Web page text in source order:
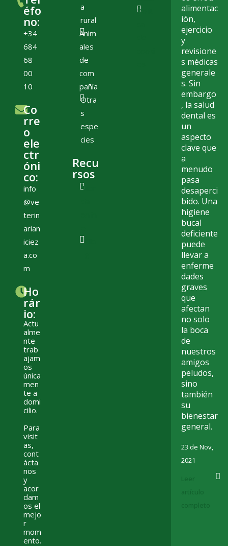
éfo
no:
+34
684
68
00
10
Co
rre
o
ele
ctr
óni
co:
info
@ve
terin
arian
iciez
a.co
m
Ho
rár
io:
Actu
alme
nte
trab
ajam
os
única
men
te a
domi
cilio.
Para
visit
as,
cont
ácta
nos
y
acor
dam
os el
mejo
r
mom
ento.
a
rural
Anim
ales
de
com
pañía
Otra
s
espe
cies
Recu
rsos
Tien
Políti
alimentac
ión,
ejercicio
y
revisione
s médicas
generale
s. Sin
embargo
, la salud
dental es
un
aspecto
clave que
a
menudo
pasa
desaperci
bido. Una
higiene
bucal
deficiente
puede
llevar a
enferme
dades
graves
que
afectan
no solo
la boca
de
nuestros
amigos
peludos,
sino
también
su
bienestar
general.
23 de Nov,
2021